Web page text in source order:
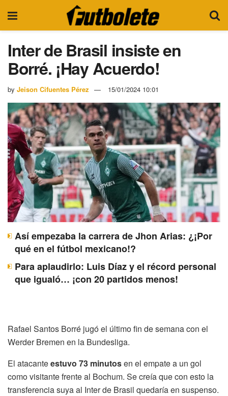
Inter de Brasil insiste en
Borré. ¡Hay Acuerdo!
by Jeison Cifuentes Pérez 15/01/2024 10:01
Así empezaba la carrera de Jhon Arias: ¿¡Por
qué en el fútbol mexicano!?
Para aplaudirlo: Luis Díaz y el récord personal
que igualó… ¡con 20 partidos menos!
Rafael Santos Borré jugó el último fin de semana con el
Werder Bremen en la Bundesliga.
El atacanteestuvo 73 minutosen el empate a un gol
como visitante frente al Bochum. Se creía que con esto la
transferencia suya al Inter de Brasil quedaría en suspenso.